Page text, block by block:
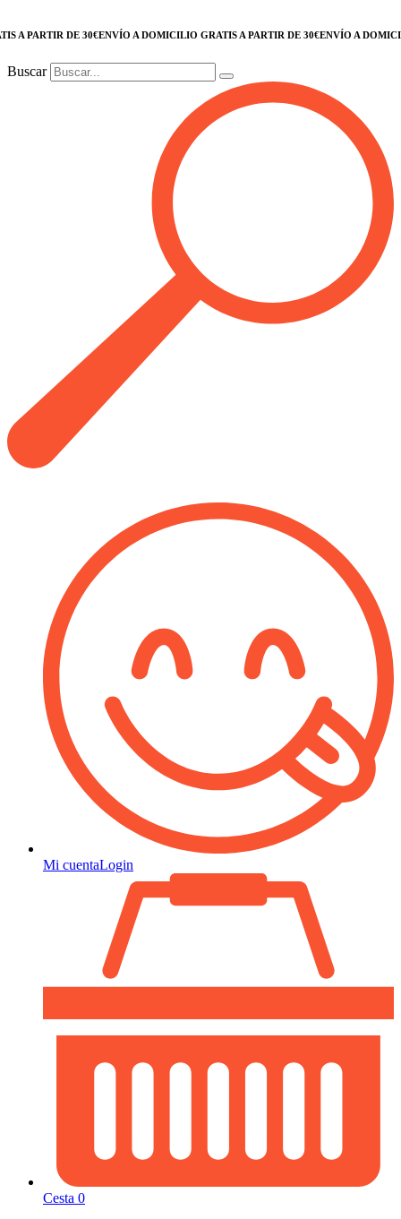
PARTIR DE 30€ENVÍO A DOMICILIO GRATIS A PARTIR DE 30€ENVÍO A
Buscar
Mi cuentaLogin
Cesta 0